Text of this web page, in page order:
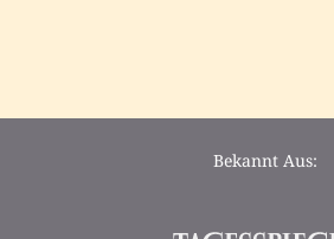
Bekannt Aus: